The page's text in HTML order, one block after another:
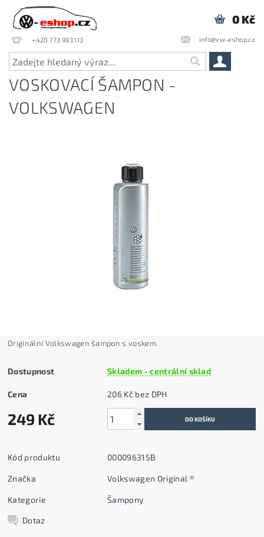
+420 773 993 113 info@vw-eshop.cz
0 Kč
VOSKOVACÍ ŠAMPON -
VOLKSWAGEN
Originální Volkswagen šampon s voskem.
Dostupnost Skladem - centrální sklad
Cena 206 Kč bez DPH
249 Kč
Kód produktu 000096315B
Značka Volkswagen Original ®
Kategorie Šampony
Dotaz